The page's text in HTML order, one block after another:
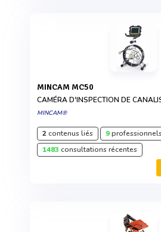
MINCAM MC50
CAMÉRA D'INSPECTION DE
MINCAM®
2contenus liés 9
1483 consultations récentes